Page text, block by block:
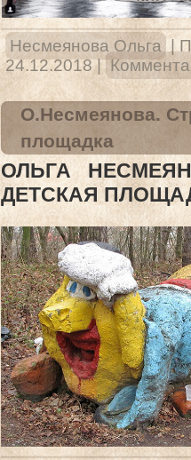
Несмеянова Ольга |
24.12.2018 |
О.Несмеянова.
площадка
ОЛЬГА
ДЕТСКАЯ